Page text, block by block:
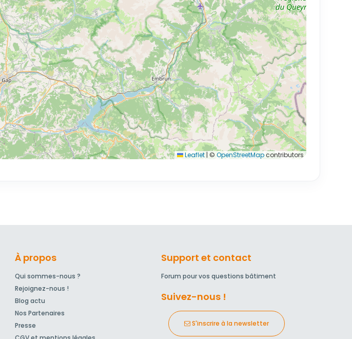
Leaflet | © OpenStreetMapcontributors
À propos
Qui sommes-nous ?
Rejoignez-nous !
Blog actu
Nos Partenaires
Presse
Support et contact
Forum pour vos questions bâtiment
Suivez-nous !
S'inscrire à la newsletter